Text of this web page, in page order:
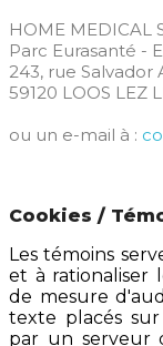
HOME MEDICAL
Parc Eurasanté -
243, rue Salvador
59120 LOOS LEZ
ou un e-mail à :
Cookies /
Les témoins
et à rationaliser
de mesure
texte placés
par un serveur